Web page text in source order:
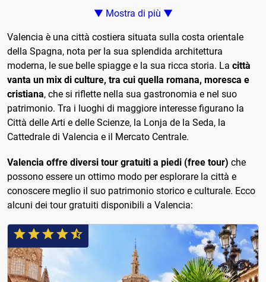
▼ Mostra di più ▼
Valencia è una città costiera situata sulla costa orientale
della Spagna, nota per la sua splendida architettura
moderna, le sue belle spiagge e la sua ricca storia. La città
vanta un mix di culture, tra cui quella romana, moresca e
cristiana, che si riflette nella sua gastronomia e nel suo
patrimonio. Tra i luoghi di maggiore interesse figurano la
Città delle Arti e delle Scienze, la Lonja de la Seda, la
Cattedrale di Valencia e il Mercato Centrale.
Valencia offre diversi tour gratuiti a piedi (free tour) che
possono essere un ottimo modo per esplorare la città e
conoscere meglio il suo patrimonio storico e culturale. Ecco
alcuni dei tour gratuiti disponibili a Valencia: